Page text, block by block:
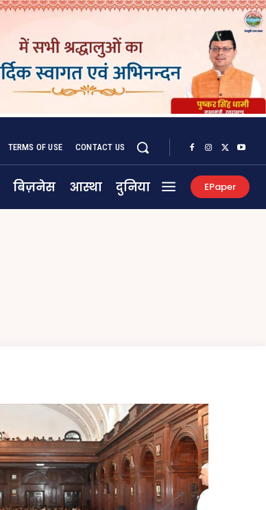
TERMS OF USE CONTACT US
बिज़नेस आस्था दुनिया EPaper